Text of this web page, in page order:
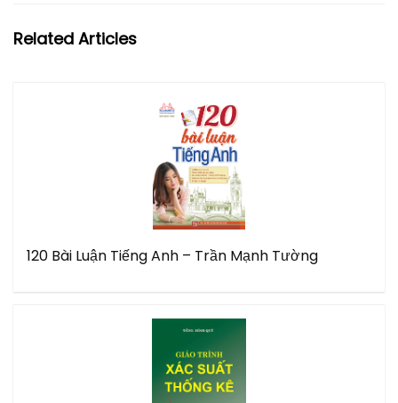
Related Articles
120 Bài Luận Tiếng Anh – Trần Mạnh Tường